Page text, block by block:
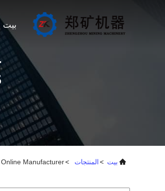
بيت
بيت >المنتجات >
Manufacturer